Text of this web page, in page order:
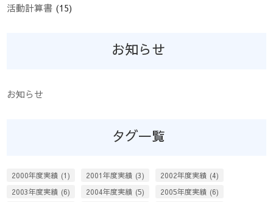
活動計算書 (15)
お知らせ
お知らせ
タグ一覧
2000年度実績 (1) 2001年度実績 (3) 2002年度実績 (4)
2003年度実績 (6) 2004年度実績 (5) 2005年度実績 (6)